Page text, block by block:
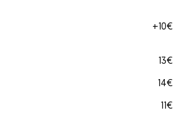
+10€
13€
14€
11€